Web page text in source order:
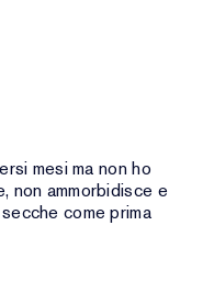
mesi ma non ho
non ammorbidisce e
come prima